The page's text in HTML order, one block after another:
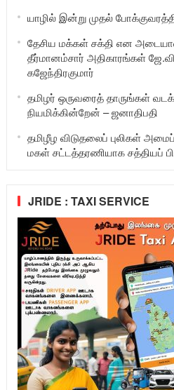
யாழில் இன்று முதல்
தேசிய மக்கள் சக்தி என
தீர்மானம்சார் அதிகாரங்கள்
கஜேந்திரகுமார்
தமிழர் ஒருவரைத் தாருங்கள்
நியமிக்கின்றேன் – ஜனாதிபதி
தமிழீழ விடுதலைப் புலிகள்
மகள் சட்டத்தரணியாக சத்தியப்
JRIDE : TAXI SERVICE